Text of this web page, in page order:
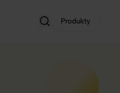
Produkty